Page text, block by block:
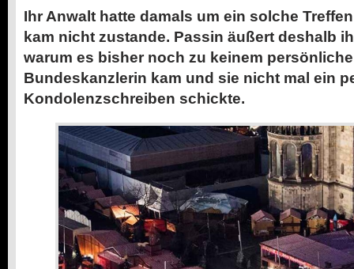
Ihr Anwalt hatte damals um ein solche
kam nicht zustande. Passin äußert deshalb
warum es bisher noch zu keinem
Bundeskanzlerin kam und sie nicht mal ein
Kondolenzschreiben schickte.